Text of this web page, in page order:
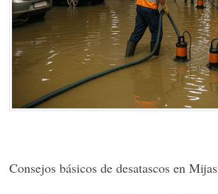
Consejos básicos de desatascos en Mijas